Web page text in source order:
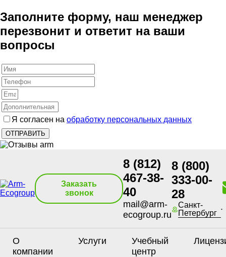
Заполните форму, наш менеджер
перезвонит и ответит на ваши
вопросы
Я согласен на обработку персональных данных
Заказать
звонок
8 (812)
467-38-
40
mail@arm-
ecogroup.ru
8 (800)
333-00-
28
Санкт-
Петербург
О
компании
Услуги
Учебный
центр